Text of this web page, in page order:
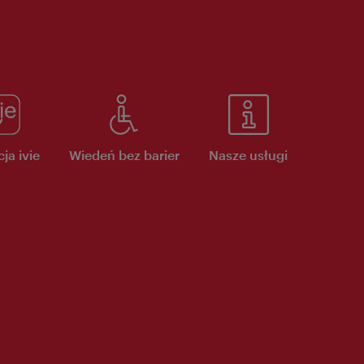
ivie Wiedeń bez barier Nasze usługi